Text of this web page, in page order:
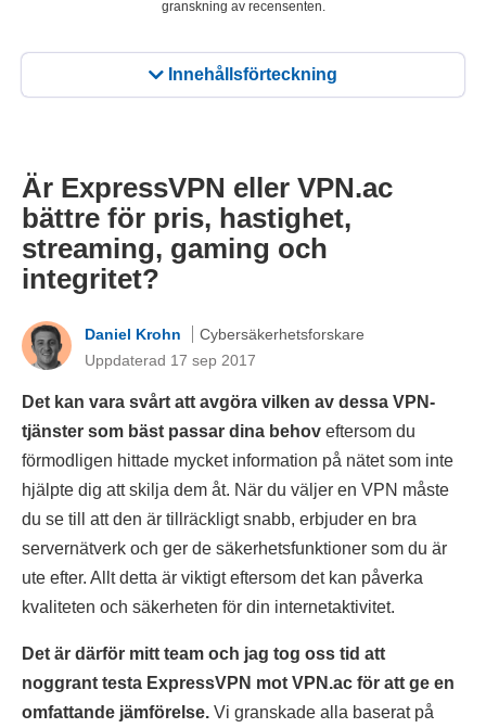
Innehållsförteckning
granskning av recensenten.
Är ExpressVPN eller VPN.ac
bättre för pris, hastighet,
streaming, gaming och
integritet?
Daniel Krohn
Cybersäkerhetsforskare
Uppdaterad 17 sep 2017
Det kan vara svårt att avgöra vilken av dessa VPN-
tjänster som bäst passar dina behov eftersom du
förmodligen hittade mycket information på nätet som inte
hjälpte dig att skilja dem åt. När du väljer en VPN måste
du se till att den är tillräckligt snabb, erbjuder en bra
servernätverk och ger de säkerhetsfunktioner som du är
ute efter. Allt detta är viktigt eftersom det kan påverka
kvaliteten och säkerheten för din internetaktivitet.
Det är därför mitt team och jag tog oss tid att
noggrant testa ExpressVPN mot VPN.ac för att ge en
omfattande jämförelse. Vi granskade alla baserat på